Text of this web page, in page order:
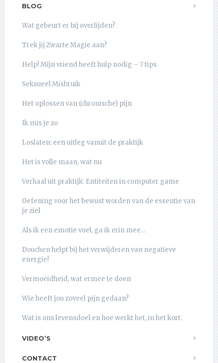
BLOG
Wat gebeurt er bij overlijden?
Trek jij Zwarte Magie aan?
Help! Mijn vriend heeft hulp nodig – 7 tips
Seksueel Misbruik
Het oplossen van (chronische) pijn
Ik mis je zo
Loslaten: een uitleg vanuit de praktijk
Het is volle maan, wat nu
Verhaal uit praktijk: Entiteiten in computer game
Oefening voor het bewust worden van de essentie van
je ziel
Als ik een emotie voel, ga ik erin mee…
Douchen helpt bij het verwijderen van negatieve
energie!
Vermoeidheid, wat ermee te doen
Wie heeft jou zoveel pijn gedaan?
Wat is ons levensdoel en hoe werkt het, in het kort.
VIDEO’S
CONTACT